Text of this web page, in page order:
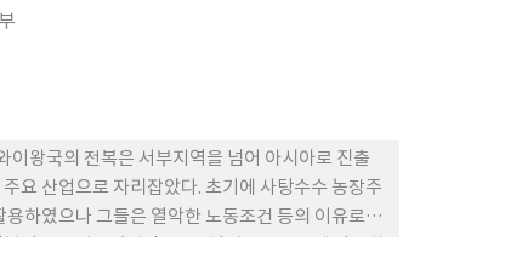
함하고 있다.
왕국의 전복은 서부지역을 넘어 아시아로 진출
요 산업으로 자리잡았다. 초기에 사탕수수 농장주
하였으나 그들은 열악한 노동조건 등의 이유로 농